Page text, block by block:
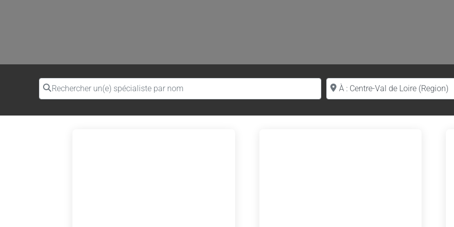
Rechercher un(e) spécialiste par nom Proche de (ville ou région)